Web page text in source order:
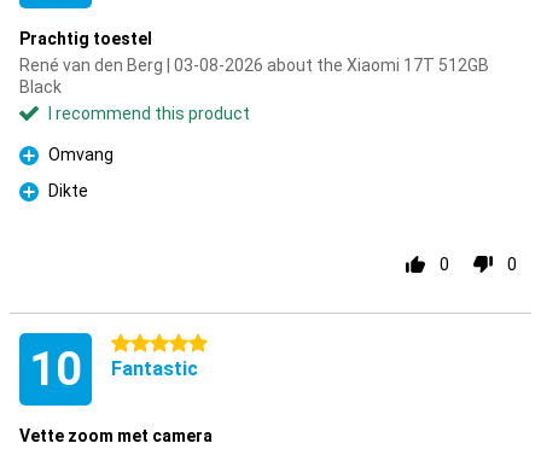
Prachtig toestel
René van den Berg | 03-08-2026 about the Xiaomi 17T 512GB
Black
I recommend this product
Pro
Omvang
Pro
Dikte
0 0
10 5 stars
Fantastic
Vette zoom met camera